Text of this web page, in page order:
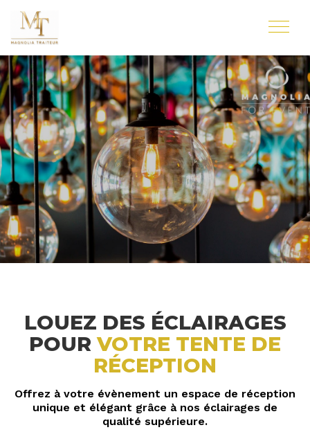
LOUEZ DES ÉCLAIRAGES
POUR VOTRE TENTE DE
RÉCEPTION
Offrez à votre évènement un espace de réception
unique et élégant grâce à nos éclairages de
qualité supérieure.